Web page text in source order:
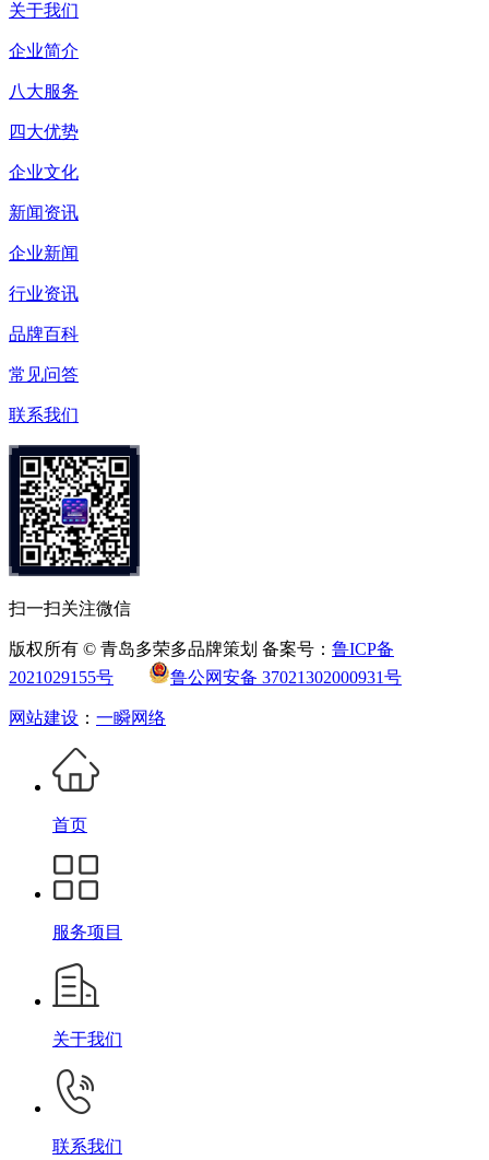
关于我们
企业简介
八大服务
四大优势
企业文化
新闻资讯
企业新闻
行业资讯
品牌百科
常见问答
联系我们
扫一扫关注微信
版权所有 © 青岛多荣多品牌策划 备案号： 鲁ICP备
2021029155号
鲁公网安备 37021302000931号
网站建设 ： 一瞬网络
首页
服务项目
关于我们
联系我们